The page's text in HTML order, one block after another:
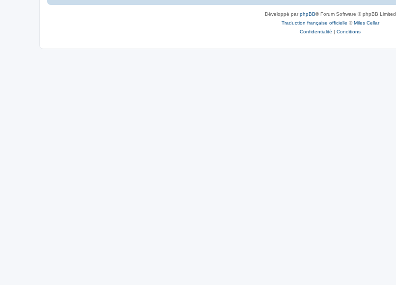
Développé parphpBB® Forum Software © phpBB Limited
Traduction française officielle ©Miles Cellar
Confidentialité | Conditions